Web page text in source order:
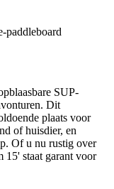
paddleboard
SUP-
Dit
plaats voor
of huisdier, en
Of u nu rustig over
15' staat garant voor